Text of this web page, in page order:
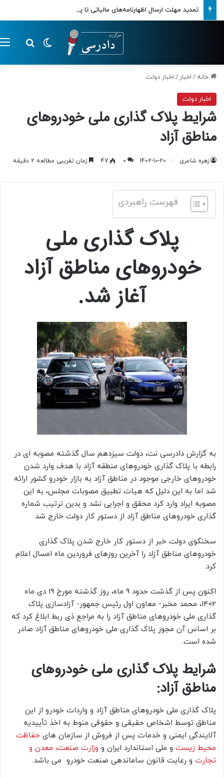
تمدید مهلت ارسال اظهارنامه‌های مالیاتی تا پایان تابستان 1405
تغییر پوسته
خانه / اخبار / اخبار دولت
اخبار دولت
شرایط پلاک گذاری ملی خودروهای
مناطق آزاد
زهره شاعری 1402-10-20
0
47 زمان تقریبی مطالعه 2 دقیقه
فهرست راهبردی
پلاک گذاری ملی
خودروهای مناطق آزاد
آغاز شد.
به گزارش دادرسی نت، دولت سیزدهم سال گذشته مصوبه ای در
رابطه با پلاک گذاری خودروهای منطقه آزاد با هدف وارد شدن
خودروهای خارجی موجود در مناطق آزاد به بازار خودرو کشور ارائه
شد اما به این دلیل که هیات تطبیق مصوبات مجلس، به این
مصوبه ایراد وارد کرد محقق و اجرایی نشد و بدین ترتیب شماره
گذاری خودروهای مناطق آزاد از دستور کار دولت خارج شد.
سخنگوی دولت خبر از دستور کار خارج شدن پلاک گذاری
خودروهای مناطق آزاد را آخرین روزهای فروردین ماه امسال اعلام
کرد.
اکنون پس از گذشت حدود 9 ماه، روز گذشته مورخ 19 دی ماه
1402، محمد مخبر- معاون اول رئیس جمهور- آزادسازی پلاک
گذاری ملی خودروهای مناطق آزاد را به مراجع ذی ربط ابلاغ کرد که
بر اساس آن مجوز پلاک گذاری ملی خودروهای مناطق آزاد صادر
شده است.
شرایط پلاک گذاری ملی خودروهای
مناطق آزاد:
پلاک گذاری ملی خودروهای مناطق آزاد و واردات خودرو از این
مناطق توسط اشخاص حقیقی و حقوقی منوط به اخذ تأییدیه
آلایندگی ایمنی و خدمات پس از فروش از سازمان های حفاظت
محیط‌ زیست و ملی استاندارد ایران و وزارت صنعت، معدن و
تجارت و رعایت قانون ساماندهی صنعت خودرو می باشد.